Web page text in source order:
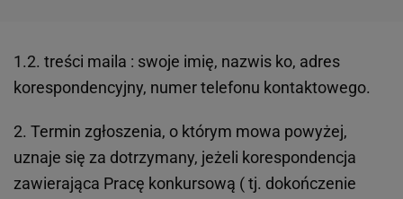
1.2. treści maila : swoje imię, nazwis ko, adres
korespondencyjny, numer telefonu kontaktowego.
2. Termin zgłoszenia, o którym mowa powyżej,
uznaje się za dotrzymany, jeżeli korespondencja
zawierająca Pracę konkursową ( tj. dokończenie